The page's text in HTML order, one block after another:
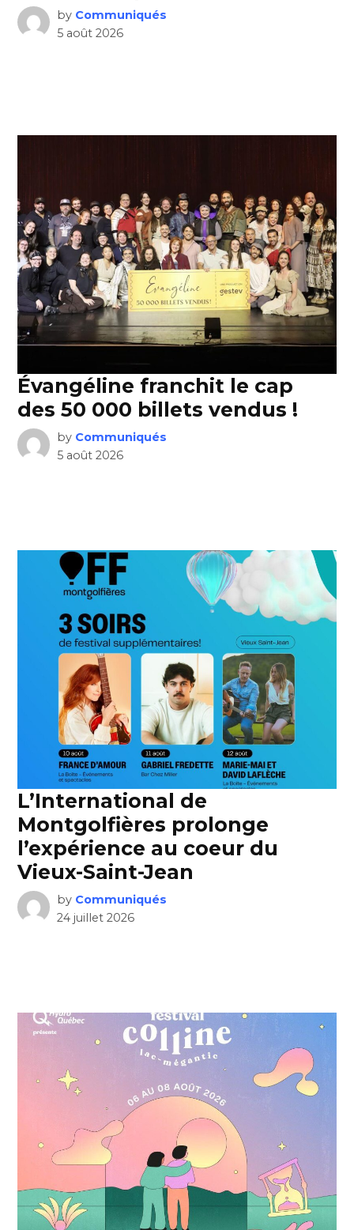
by Communiqués
5 août 2026
Évangéline franchit le cap
des 50 000 billets vendus !
by Communiqués
5 août 2026
L’International de
Montgolfières prolonge
l’expérience au coeur du
Vieux-Saint-Jean
by Communiqués
24 juillet 2026